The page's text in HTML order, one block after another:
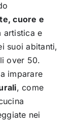
cuore e
artistica e
suoi abitanti,
over 50.
imparare
, come
nei